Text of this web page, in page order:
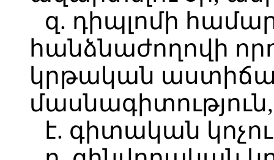
զ. դիպլոմի
հանձնաժողովի
կրթական
է. գիտական